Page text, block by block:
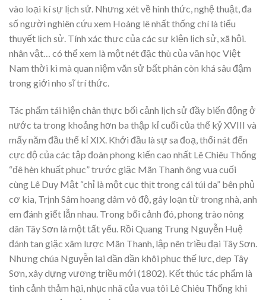
vào loại kí sự lịch sử. Nhưng xét về hình thức, nghệ thuật, đa
số người nghiên cứu xem Hoàng lê nhất thống chí là tiểu
thuyết lịch sử. Tính xác thực của các sự kiện lịch sử, xã hội.
nhân vật… có thể xem là một nét đặc thù của văn học Việt
Nam thời kì mà quan niệm văn sử bất phân còn khá sâu đậm
trong giới nho sĩ trí thức.
Tác phẩm tái hiện chân thực bối cảnh lịch sử đầy biến động ở
nước ta trong khoảng hơn ba thập kỉ cuối của thế kỷ XVIII và
mấy năm đầu thế kỉ XIX. Khởi đầu là sự sa đoạ, thối nát đến
cực độ của các tập đoàn phong kiến cao nhất Lê Chiêu Thống
“đê hèn khuất phục” trước giặc Mãn Thanh ông vua cuối
cùng Lê Duy Mật “chỉ là một cục thịt trong cái túi da” bên phủ
cơ kia, Trịnh Sâm hoang dâm vô độ, gây loạn từ trong nhà, anh
em đánh giết lẫn nhau. Trong bối cảnh đó, phong trào nông
dân Tây Sơn là một tất yếu. Rồi Quang Trung Nguyễn Huệ
đánh tan giặc xâm lược Mãn Thanh, lập nên triều đại Tây Sơn.
Nhưng chúa Nguyễn lại dần dần khôi phục thế lực, dẹp Tây
Sơn, xây dựng vương triều mới (1802). Kết thúc tác phẩm là
tình cảnh thảm hại, nhục nhã của vua tôi Lê Chiêu Thống khi